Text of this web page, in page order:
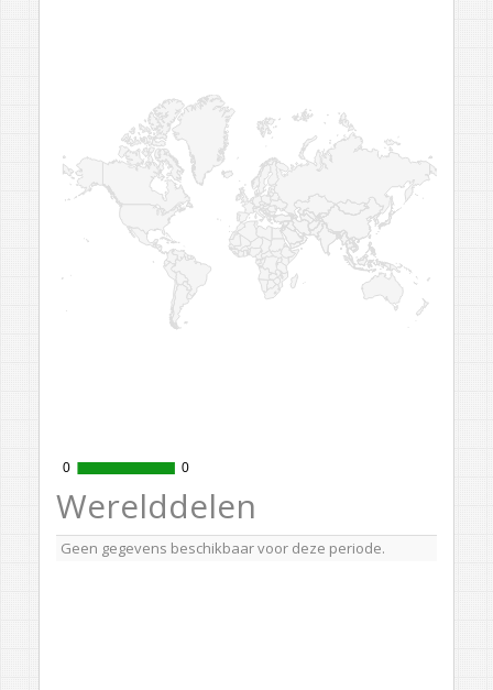
0
0 0
0
Werelddelen
Geen gegevens beschikbaar voor deze periode.